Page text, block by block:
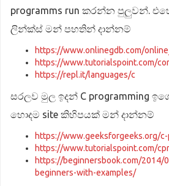
programms run කරන්න පුලුවන්.
ලින්ක්ස් මන් පහතින් දාන්නම්
https://www.onlinegdb.com/
https://www.tutorialspoint.com/
https://repl.it/languages/c
සරලව මුල ඉදන් C programming
හොදම site කිහිපයක් මන් දාන්නම්
https://www.geeksforgeeks.org/
https://www.tutorialspoint.com/
https://beginnersbook.com/2014/
beginners-with-examples/